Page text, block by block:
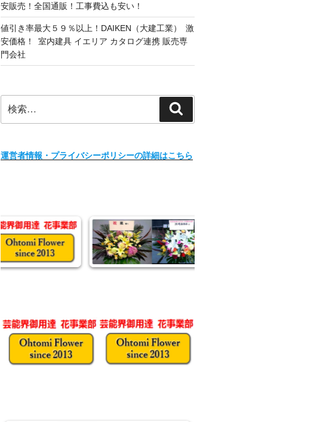
安販売！全国通販！工事費込も安い！
値引き率最大５９％以上！DAIKEN（大建工業） 激
安価格！ 室内建具 イエリア カタログ連携 販売専
門会社
索:
索
運営者情報・プライバシーポリシーの詳細はこちら